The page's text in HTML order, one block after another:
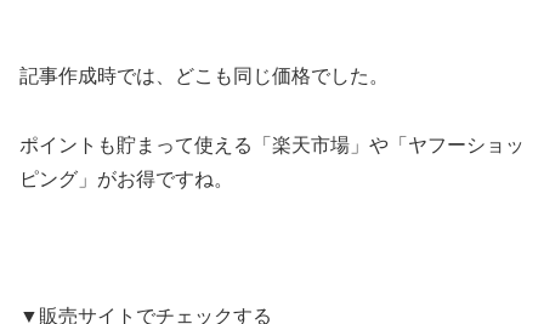
記事作成時では、どこも同じ価格でした。
ポイントも貯まって使える「楽天市場」や「ヤフーショッ
ピング」がお得ですね。
▼販売サイトでチェックする